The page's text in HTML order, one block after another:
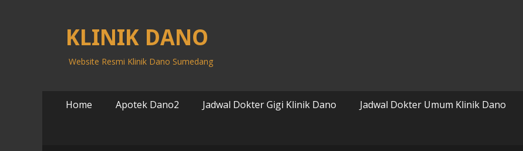
KLINIK DANO
Website Resmi Klinik Dano Sumedang
Primary
SkipHome Apotek Dano2 Jadwal Dokter Gigi Klinik Dano Jadwal Dokter Umum Klinik Dano